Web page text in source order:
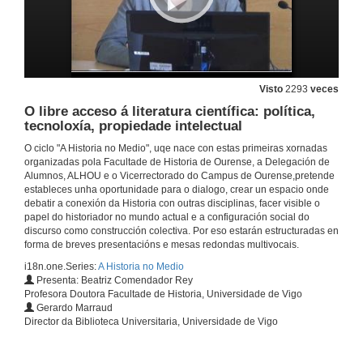
Visto 2293 veces
O libre acceso á literatura científica: política,
tecnoloxía, propiedade intelectual
O ciclo "A Historia no Medio", uqe nace con estas primeiras xornadas
organizadas pola Facultade de Historia de Ourense, a Delegación de
Alumnos, ALHOU e o Vicerrectorado do Campus de Ourense,pretende
estableces unha oportunidade para o dialogo, crear un espacio onde
debatir a conexión da Historia con outras disciplinas, facer visible o
papel do historiador no mundo actual e a configuración social do
discurso como construcción colectiva. Por eso estarán estructuradas en
forma de breves presentacións e mesas redondas multivocais.
i18n.one.Series:A Historia no Medio
Presenta: Beatriz Comendador Rey
Profesora Doutora Facultade de Historia, Universidade de Vigo
Gerardo Marraud
Director da Biblioteca Universitaria, Universidade de Vigo
Presentación de Emilio Abad
4 de abr. de 2013
XIS e Infraestruturas de datos espaciais
4 de abr. de 2013
XIS e Infraestruturas de datos espaciais.Turno de preguntas
4 de abr. de 2013